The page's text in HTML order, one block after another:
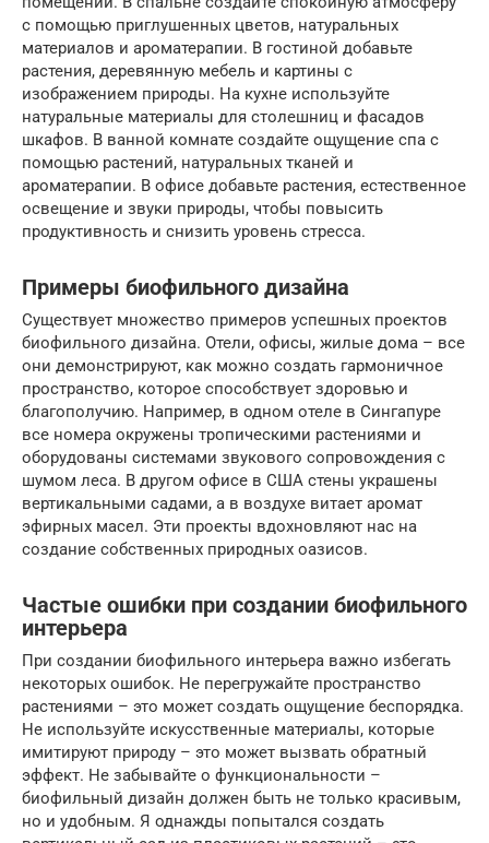
с помощью приглушенных цветов, натуральных
материалов и ароматерапии. В гостиной добавьте
растения, деревянную мебель и картины с
изображением природы. На кухне используйте
натуральные материалы для столешниц и фасадов
шкафов. В ванной комнате создайте ощущение спа с
помощью растений, натуральных тканей и
ароматерапии. В офисе добавьте растения, естественное
освещение и звуки природы, чтобы повысить
продуктивность и снизить уровень стресса.
Примеры биофильного дизайна
Существует множество примеров успешных проектов
биофильного дизайна. Отели, офисы, жилые дома – все
они демонстрируют, как можно создать гармоничное
пространство, которое способствует здоровью и
благополучию. Например, в одном отеле в Сингапуре
все номера окружены тропическими растениями и
оборудованы системами звукового сопровождения с
шумом леса. В другом офисе в США стены украшены
вертикальными садами, а в воздухе витает аромат
эфирных масел. Эти проекты вдохновляют нас на
создание собственных природных оазисов.
Частые ошибки при создании биофильного
интерьера
При создании биофильного интерьера важно избегать
некоторых ошибок. Не перегружайте пространство
растениями – это может создать ощущение беспорядка.
Не используйте искусственные материалы, которые
имитируют природу – это может вызвать обратный
эффект. Не забывайте о функциональности –
биофильный дизайн должен быть не только красивым,
но и удобным. Я однажды попытался создать